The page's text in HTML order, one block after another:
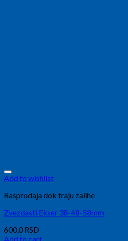
Add to wishlist
Rasprodaja dok traju zalihe
Zvezdasti Ekser 38-48-58mm
600,0 RSD
Add to cart